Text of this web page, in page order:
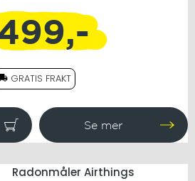
GRATIS FRAKT
Radonmåler Airthings